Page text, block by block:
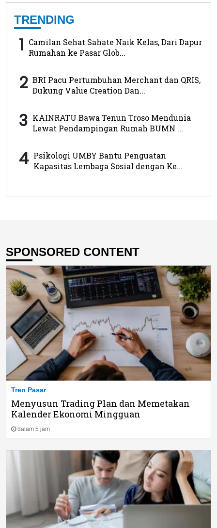
TRENDING
1 Camilan Sehat Sahate Naik Kelas, Dari Dapur
Rumahan ke Pasar Glob...
2 BRI Pacu Pertumbuhan Merchant dan QRIS,
Dukung Value Creation Dan...
3 KAINRATU Bawa Tenun Troso Mendunia
Lewat Pendampingan Rumah BUMN ...
4 Psikologi UMBY Bantu Penguatan
Kapasitas Lembaga Sosial dengan Ke...
SPONSORED CONTENT
Tren Pasar
Menyusun Trading Plan dan Memetakan
Kalender Ekonomi Mingguan
dalam 5 jam